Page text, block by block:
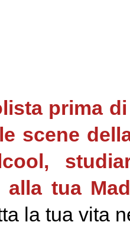
prima
scene
alla tua
la tua vita